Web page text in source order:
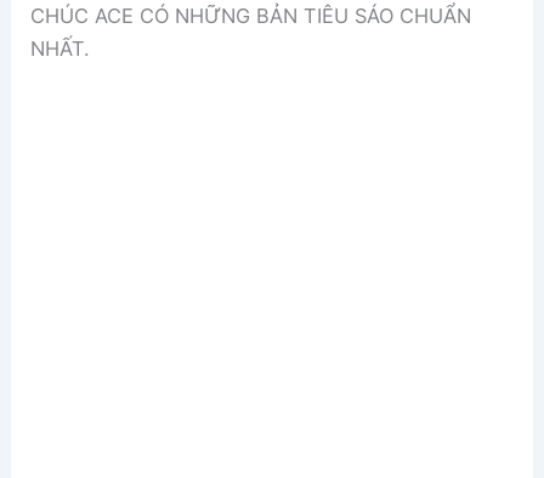
CHÚC ACE CÓ NHỮNG BẢN TIÊU SÁO CHUẨN
NHẤT.